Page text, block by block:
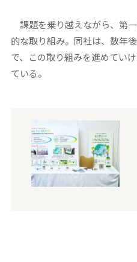
課題を乗り越えながら、第
的な取り組み。同社は、数年
で、この取り組みを進めてい
ている。